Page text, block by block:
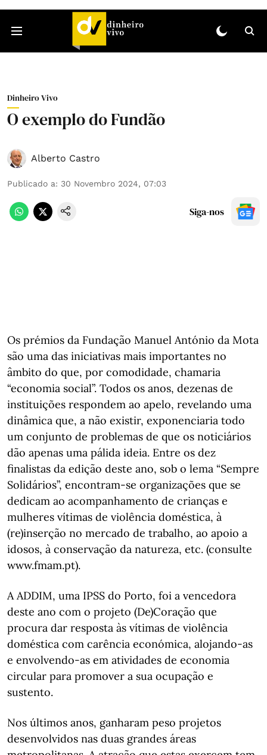
Dinheiro Vivo
O exemplo do Fundão
Alberto Castro
Publicado a: 30 Novembro 2024, 07:03
Siga-nos
Os prémios da Fundação Manuel António da Mota
são uma das iniciativas mais importantes no
âmbito do que, por comodidade, chamaria
“economia social”. Todos os anos, dezenas de
instituições respondem ao apelo, revelando uma
dinâmica que, a não existir, exponenciaria todo
um conjunto de problemas de que os noticiários
dão apenas uma pálida ideia. Entre os dez
finalistas da edição deste ano, sob o lema “Sempre
Solidários”, encontram-se organizações que se
dedicam ao acompanhamento de crianças e
mulheres vítimas de violência doméstica, à
(re)inserção no mercado de trabalho, ao apoio a
idosos, à conservação da natureza, etc. (consulte
www.fmam.pt).
A ADDIM, uma IPSS do Porto, foi a vencedora
deste ano com o projeto (De)Coração que
procura dar resposta às vítimas de violência
doméstica com carência económica, alojando-as
e envolvendo-as em atividades de economia
circular para promover a sua ocupação e
sustento.
Nos últimos anos, ganharam peso projetos
desenvolvidos nas duas grandes áreas